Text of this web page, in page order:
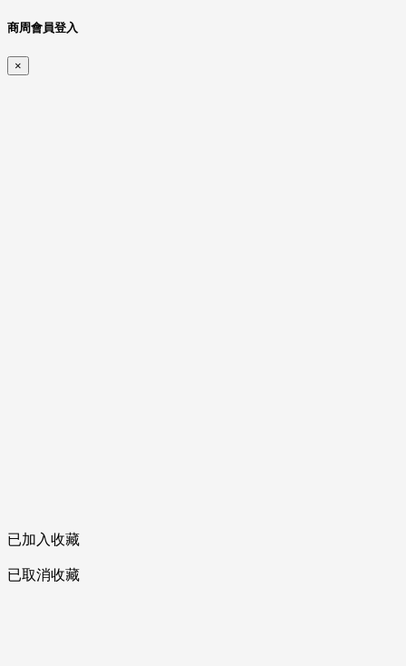
商周會員登入
×
已加入收藏
已取消收藏